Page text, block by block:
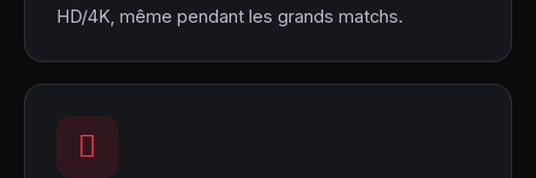
HD/4K, même pendant les grands matchs.